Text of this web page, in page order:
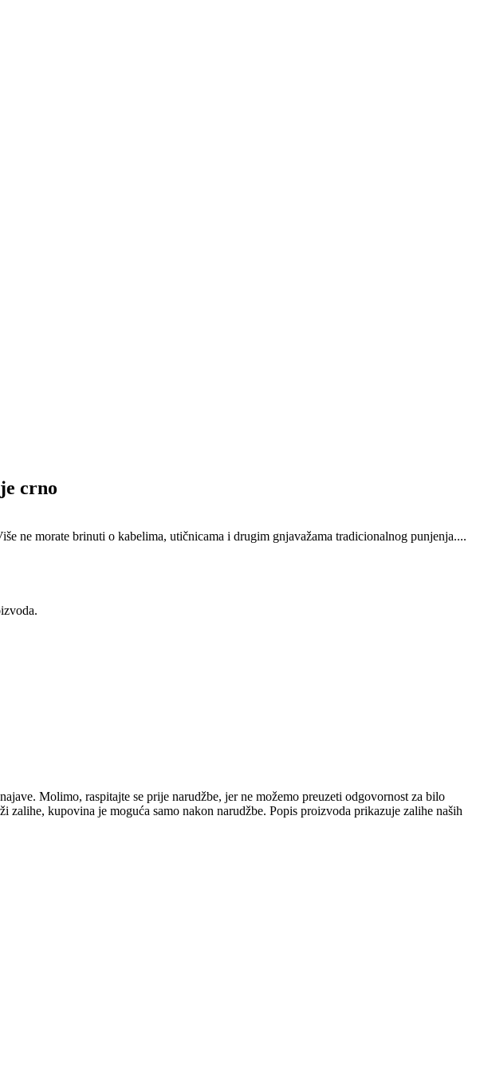
crno
ne morate brinuti o kabelima, utičnicama i drugim gnjavažama tradicionalnog punjenja....
Molimo, raspitajte se prije narudžbe, jer ne možemo preuzeti odgovornost za bilo
kupovina je moguća samo nakon narudžbe. Popis proizvoda prikazuje zalihe naših